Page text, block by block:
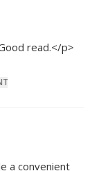
read.</p>
a convenient